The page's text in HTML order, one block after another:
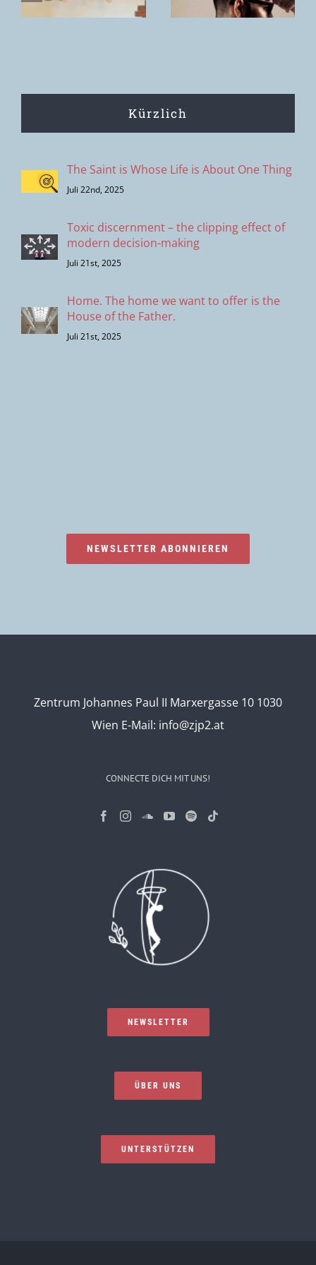
das Handeln
Kürzlich
The Saint is Whose Life is About One Thing
Juli 22nd, 2025
Toxic discernment – the clipping effect of
modern decision-making
Juli 21st, 2025
Home. The home we want to offer is the
House of the Father.
Juli 21st, 2025
NEWSLETTER ABONNIEREN
Zentrum Johannes Paul II Marxergasse 10 1030
Wien E-Mail: info@zjp2.at
CONNECTE DICH MIT UNS!
NEWSLETTER
ÜBER UNS
UNTERSTÜTZEN